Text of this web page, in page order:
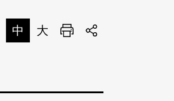
中 大 列印